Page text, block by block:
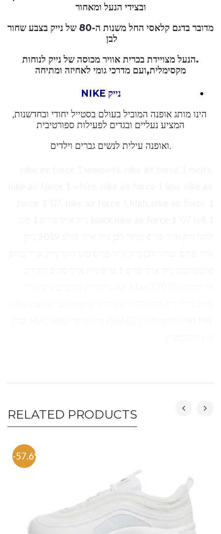
ובצידי הנעל ומאחור
מדובר בדגם קלאסי החל משנות ה-80 של נייק בצבע שחור
לבן
.הנעל מצויידת בכרית אוויר מכוסה של נייק לנוחות
מקסימלית,ועם מדרכי גומי לאחיזה ומתיחה
נייק NIKE
הינו מותג אופנה המוביל בעולם בסטייל יחודי ובחדשנות,
המציע נעליים ובגדים לפעילות ספורטיבית
.ואופנה עילית לנשים גברים וילדים
RELATED PRODUCTS
-57.6%